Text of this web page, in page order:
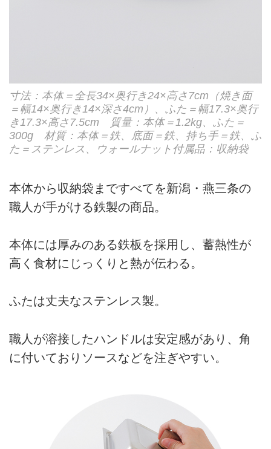
寸法：本体＝全長34×奥行き24×高さ7cm（焼き面
＝幅14×奥行き14×深さ4cm）、ふた＝幅17.3×奥行
き17.3×高さ7.5cm 質量：本体＝1.2kg、ふた＝
300g 材質：本体＝鉄、底面＝鉄、持ち手＝鉄、ふ
た＝ステンレス、ウォールナット付属品：収納袋
本体から収納袋まですべてを新潟・燕三条の
職人が手がける鉄製の商品。
本体には厚みのある鉄板を採用し、蓄熱性が
高く食材にじっくりと熱が伝わる。
ふたは丈夫なステンレス製。
職人が溶接したハンドルは安定感があり、角
に付いておりソースなどを注ぎやすい。